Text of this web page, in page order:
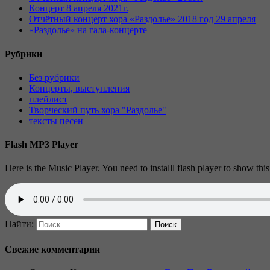
Концерт 8 апреля 2021г.
Отчётный концерт хора «Раздолье» 2018 год 29 апреля
«Раздолье» на гала-концерте
Рубрики
Без рубрики
Концерты, выступления
плейлист
Творческий путь хора "Раздолье"
тексты песен
Flash MP3 Player
Here is the Music Player. You need to installl flash player to show
Найти:
Свежие комментарии